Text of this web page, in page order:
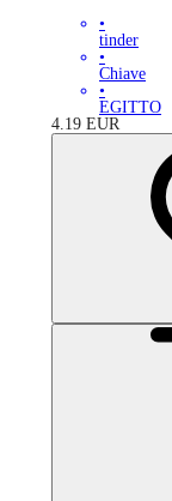
•
tinder
•
Chiave
•
EGITTO
4.19 EUR